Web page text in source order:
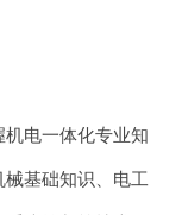
电一体化专业知
基础知识、电工